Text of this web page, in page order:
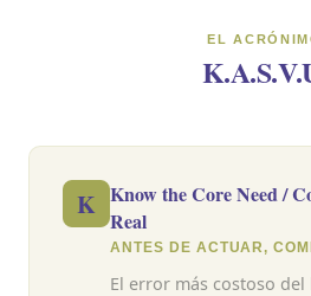
EL
K Know the Core Need /
Real
ANTES DE ACTUAR,
El error más costoso del